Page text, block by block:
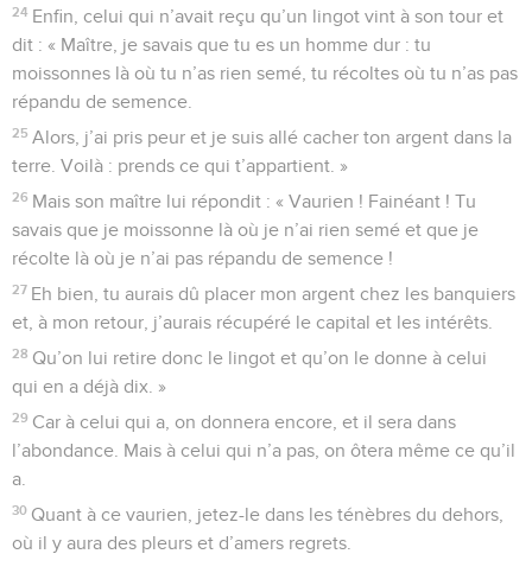
24 Enfin, celui qui n’avait reçu qu’un lingot vint à son tour et
dit : « Maître, je savais que tu es un homme dur : tu
moissonnes là où tu n’as rien semé, tu récoltes où tu n’as pas
répandu de semence.
25 Alors, j’ai pris peur et je suis allé cacher ton argent dans la
terre. Voilà : prends ce qui t’appartient. »
26 Mais son maître lui répondit : « Vaurien ! Fainéant ! Tu
savais que je moissonne là où je n’ai rien semé et que je
récolte là où je n’ai pas répandu de semence !
27 Eh bien, tu aurais dû placer mon argent chez les banquiers
et, à mon retour, j’aurais récupéré le capital et les intérêts.
28 Qu’on lui retire donc le lingot et qu’on le donne à celui
qui en a déjà dix. »
29 Car à celui qui a, on donnera encore, et il sera dans
l’abondance. Mais à celui qui n’a pas, on ôtera même ce qu’il
a.
30 Quant à ce vaurien, jetez-le dans les ténèbres du dehors,
où il y aura des pleurs et d’amers regrets.